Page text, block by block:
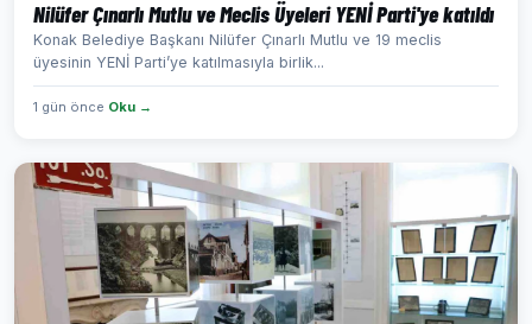
Nilüfer Çınarlı Mutlu ve Meclis Üyeleri YENİ Parti'ye katıldı
Konak Belediye Başkanı Nilüfer Çınarlı Mutlu ve 19 meclis
üyesinin YENİ Parti’ye katılmasıyla birlik...
1 gün önce Oku →